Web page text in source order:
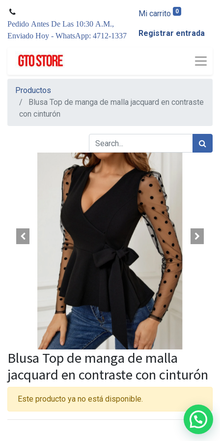
Pedido Antes De Las 10:30 A.M.,
Enviado Hoy - WhatsApp: 4712-1337
Mi carrito 0
Registrar entrada
Productos
Blusa Top de manga de malla jacquard en contraste
con cinturón
Blusa Top de manga de malla
jacquard en contraste con cinturón
Este producto ya no está disponible.